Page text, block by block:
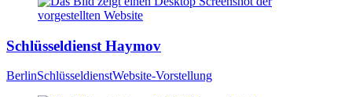
Schlüsseldienst Haymov
BerlinSchlüsseldienstWebsite-Vorstellung